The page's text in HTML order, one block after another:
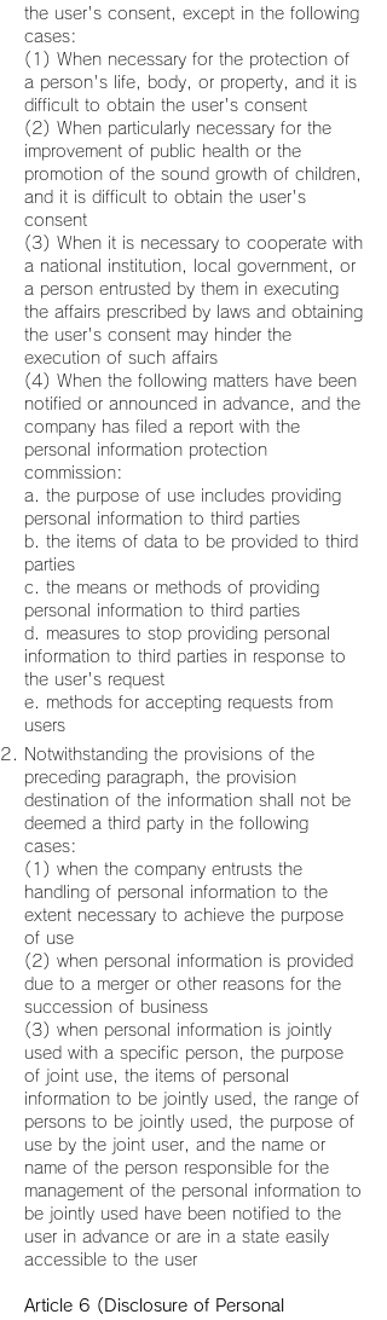
the user's consent, except in the following
cases:
(1) When necessary for the protection of
a person's life, body, or property, and it is
difficult to obtain the user's consent
(2) When particularly necessary for the
improvement of public health or the
promotion of the sound growth of children,
and it is difficult to obtain the user's
consent
(3) When it is necessary to cooperate with
a national institution, local government, or
a person entrusted by them in executing
the affairs prescribed by laws and obtaining
the user's consent may hinder the
execution of such affairs
(4) When the following matters have been
notified or announced in advance, and the
company has filed a report with the
personal information protection
commission:
a. the purpose of use includes providing
personal information to third parties
b. the items of data to be provided to third
parties
c. the means or methods of providing
personal information to third parties
d. measures to stop providing personal
information to third parties in response to
the user's request
e. methods for accepting requests from
users
Notwithstanding the provisions of the
preceding paragraph, the provision
destination of the information shall not be
deemed a third party in the following
cases:
(1) when the company entrusts the
handling of personal information to the
extent necessary to achieve the purpose
of use
(2) when personal information is provided
due to a merger or other reasons for the
succession of business
(3) when personal information is jointly
used with a specific person, the purpose
of joint use, the items of personal
information to be jointly used, the range of
persons to be jointly used, the purpose of
use by the joint user, and the name or
name of the person responsible for the
management of the personal information to
be jointly used have been notified to the
user in advance or are in a state easily
accessible to the user
Article 6 (Disclosure of Personal